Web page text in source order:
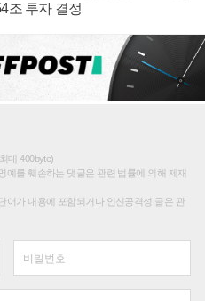
조 투자 결정
대 400byte)
예를 훼손하는 댓글은 관련 법률에 의해 제재
어가 내용에 포함되거나 인신공격성 글은 관